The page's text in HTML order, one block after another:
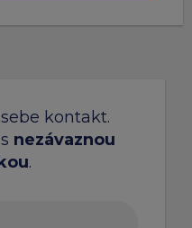
kontakt.
nezávaznou
.